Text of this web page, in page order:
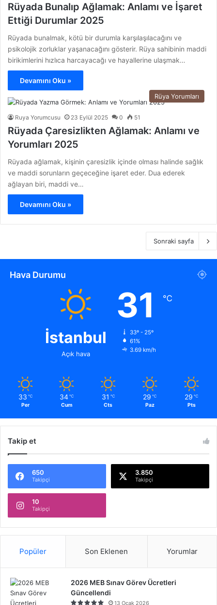
Rüyada Bunalıp Ağlamak: Anlamı ve İşaret
Ettiği Durumlar 2025
Rüyada bunalmak, kötü bir durumla karşılaşılacağını ve
psikolojik zorluklar yaşanacağını gösterir. Rüya sahibinin maddi
birikimlerini hızlıca harcayacağı ve hayallerine ulaşmak…
Devamını Oku »
Rüya Yorumları
Ruya Yorumcusu 23 Eylül 2025 0 51
Rüyada Çaresizlikten Ağlamak: Anlamı ve
Yorumları 2025
Rüyada ağlamak, kişinin çaresizlik içinde olması halinde sağlık
ve maddi sorunların geçeceğine işaret eder. Dua ederek
ağlayan biri, maddi ve…
Devamını Oku »
Sonraki sayfa
Hava Durumu
İstanbul
Açık hava
31 ℃
33º - 25º
61%
3.69 km/h
33 ℃
Per
34 ℃
Cum
31 ℃
Cts
29 ℃
Paz
29 ℃
Pts
Takip et
650
Takipçi
3.850
Takipçi
10
Takipçi
Popüler Son Eklenen Yorumlar
2026 MEB Sınav Görev Ücretleri
Güncellendi
13 Ocak 2026